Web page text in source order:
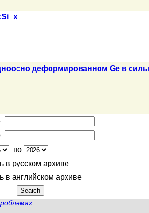
деформированном Ge в
по
в русском архиве
в английском архиве